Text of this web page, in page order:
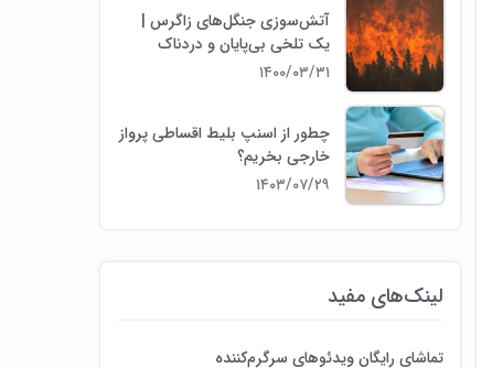
آتش‌سوزی جنگل‌های زاگرس |
یک تلخی بی‌پایان و دردناک
۱۴۰۰/۰۳/۳۱
چطور از اسنپ بلیط اقساطی پرواز
خارجی بخریم؟
۱۴۰۳/۰۷/۲۹
لینک‌های مفید
تماشای رایگان ویدئوهای سرگرم‌کننده